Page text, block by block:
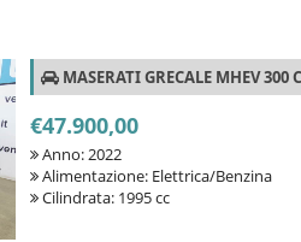
MASERATI GRECALE MHEV 300
€47.900,00
Anno: 2022
Alimentazione: Elettrica/Benzina
Cilindrata: 1995 cc